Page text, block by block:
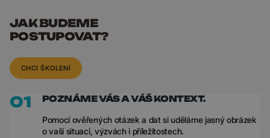
JAK BUDEME
POSTUPOVAT?
CHCI ŠKOLENÍ
01 POZNÁME VÁS A VÁŠ KONTEXT.
Pomocí ověřených otázek a dat si uděláme jasný obrázek
o vaší situaci, výzvách i příležitostech.